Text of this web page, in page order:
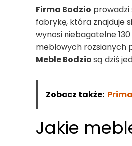
Firma Bodzio prowadzi
fabrykę, która znajduje
wynosi niebagatelne
meblowych rozsianych
Meble Bodziosą dziś
Zobacz także:
Jakie